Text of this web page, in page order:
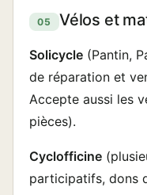
05 Vélos et
Solicycle (Pantin,
de réparation et
Accepte aussi les
pièces).
Cyclofficine
participatifs, dons